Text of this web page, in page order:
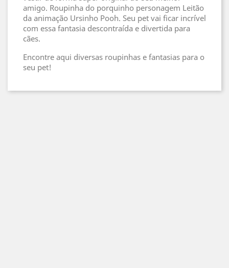
amigo. Roupinha do porquinho personagem Leitão
da animação Ursinho Pooh. Seu pet vai ficar incrível
com essa fantasia descontraída e divertida para
cães.
Encontre aqui diversas roupinhas e fantasias para o
seu pet!